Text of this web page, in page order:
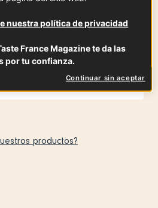
del Jerte
productos?
nuestra política de privacidad
France Magazine te da las
por tu confianza.
Continuar sin aceptar